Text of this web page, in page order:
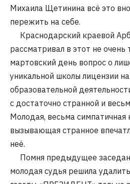
Михаила Щетинина всё это
пережить на себе.
Краснодарский краевой
рассматривал в этот не очень
мартовский день вопрос о
уникальной школы лицензии
образовательной
с достаточно странной и
Молодая, весьма симпатичная
вызывающая странное
неё.
Помня предыдущее
молодая судья решила